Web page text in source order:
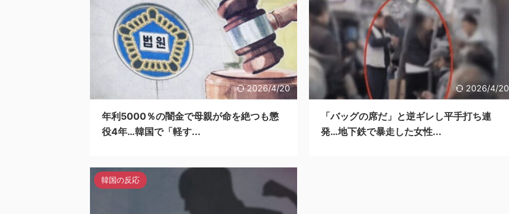
2026/4/20
年利5000％の闇金で母親が命を絶つも懲
役4年…韓国で「軽す...
2026/4/20
「バッグの席だ」と逆ギレし平手打ち連
発…地下鉄で暴走した女性...
韓国の反応